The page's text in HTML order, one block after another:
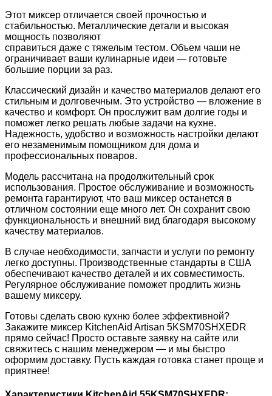
Этот миксер отличается своей прочностью и
стабильностью. Металлические детали и высокая
мощность позволяют
справиться даже с тяжелым тестом. Объем чаши не
ограничивает ваши кулинарные идеи — готовьте
большие порции за раз.
Классический дизайн и качество материалов делают его
стильным и долговечным. Это устройство — вложение в
качество и комфорт. Он прослужит вам долгие годы и
поможет легко решать любые задачи на кухне.
Надежность, удобство и возможность настройки делают
его незаменимым помощником для дома и
профессиональных поваров.
Модель рассчитана на продолжительный срок
использования. Простое обслуживание и возможность
ремонта гарантируют, что ваш миксер останется в
отличном состоянии еще много лет. Он сохранит свою
функциональность и внешний вид благодаря высокому
качеству материалов.
В случае необходимости, запчасти и услуги по ремонту
легко доступны. Производственные стандарты в США
обеспечивают качество деталей и их совместимость.
Регулярное обслуживание поможет продлить жизнь
вашему миксеру.
Готовы сделать свою кухню более эффективной?
Закажите миксер KitchenAid Artisan 5KSM70SHXEDR
прямо сейчас! Просто оставьте заявку на сайте или
свяжитесь с нашим менеджером — и мы быстро
оформим доставку. Пусть каждая готовка станет проще и
приятнее!